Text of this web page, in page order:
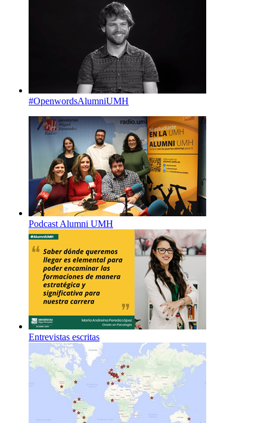
#OpenwordsAlumniUMH
Podcast Alumni UMH
Entrevistas escritas